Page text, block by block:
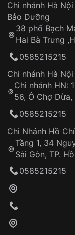
Áp dụng
Thời gian
công
Hotline: 0585
Từ khóa SEO:
Khách
Dây
Sản phẩm
Tự ý
Đảm bảo
Đồng
trình sử
Chi nhánh Hà
Bảo Dưỡng
38 phố Bạch
Hai Bà Trưng
0585215215
Chi nhánh Hà Nội
Chi nhánh HN:
56, Ô Chợ
0585215215
Chi Nhánh Hồ
Tầng 1, 34
Sài Gòn, TP.
0585215215